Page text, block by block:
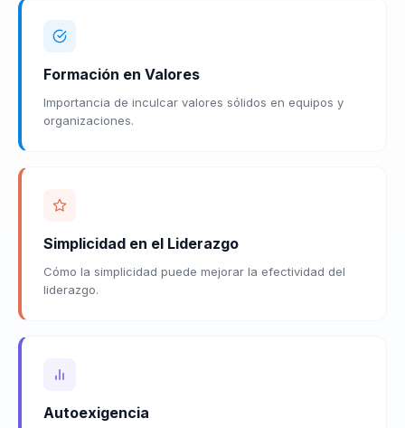
Formación en Valores
Importancia de inculcar valores sólidos en equipos y
organizaciones.
Simplicidad en el Liderazgo
Cómo la simplicidad puede mejorar la efectividad del
liderazgo.
Autoexigencia